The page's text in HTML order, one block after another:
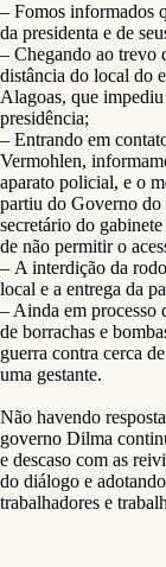
– Fomos informados
da presidenta e de
– Chegando ao trevo
distância do local do
Alagoas, que
presidência;
– Entrando em
Vermohlen,
aparato policial, e o
partiu do Governo do
secretário do
de não permitir o
– A interdição da
local e a entrega da
– Ainda em processo
de borrachas e
guerra contra cerca
uma gestante.
Não havendo
governo Dilma
e descaso com as
do diálogo e
trabalhadores e
CPT,